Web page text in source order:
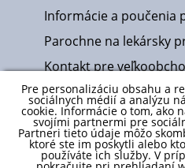
Informácie a poučenia
Parochne na lekársky
Kontakt pre
Návody a formuláre
Vysvetlivky k názvom
Vysvetlivky k druhom
Pre personalizáciu obsahu a
sociálnych médií a analýzu
cookie. Informácie o tom, ako
svojími partnermi pre
Partneri tieto údaje môžo
ktoré ste im poskytli alebo
používáte ich služby. V